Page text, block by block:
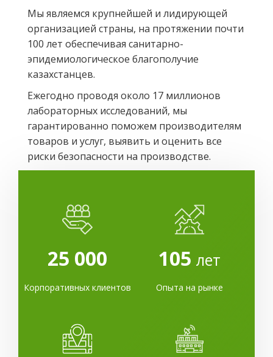
Мы являемся крупнейшей и лидирующей
организацией страны, на протяжении почти
100 лет обеспечивая санитарно-
эпидемиологическое благополучие
казахстанцев.
Ежегодно проводя около 17 миллионов
лабораторных исследований, мы
гарантированно поможем производителям
товаров и услуг, выявить и оценить все
риски безопасности на производстве.
25 000
Корпоративных клиентов
105 лет
Опыта на рынке